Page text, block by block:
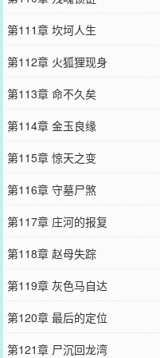
第111章 坎坷人生
第112章 火狐狸现身
第113章 命不久矣
第114章 金玉良缘
第115章 惊天之变
第116章 守墓尸煞
第117章 庄河的报复
第118章 赵母失踪
第119章 灰色马自达
第120章 最后的定位
第121章 尸沉回龙湾